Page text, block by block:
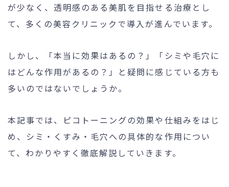
24時間受付
WEB予約
メール
お問い合わせ
個人情報保護方針 特定商取引法に基づく表記
が少なく、透明感のある美肌を目指せる治療とし
て、多くの美容クリニックで導入が進んでいます。
しかし、「本当に効果はあるの？」「シミや毛穴に
はどんな作用があるの？」と疑問に感じている方も
多いのではないでしょうか。
本記事では、ピコトーニングの効果や仕組みをはじ
め、シミ・くすみ・毛穴への具体的な作用につい
て、わかりやすく徹底解説していきます。